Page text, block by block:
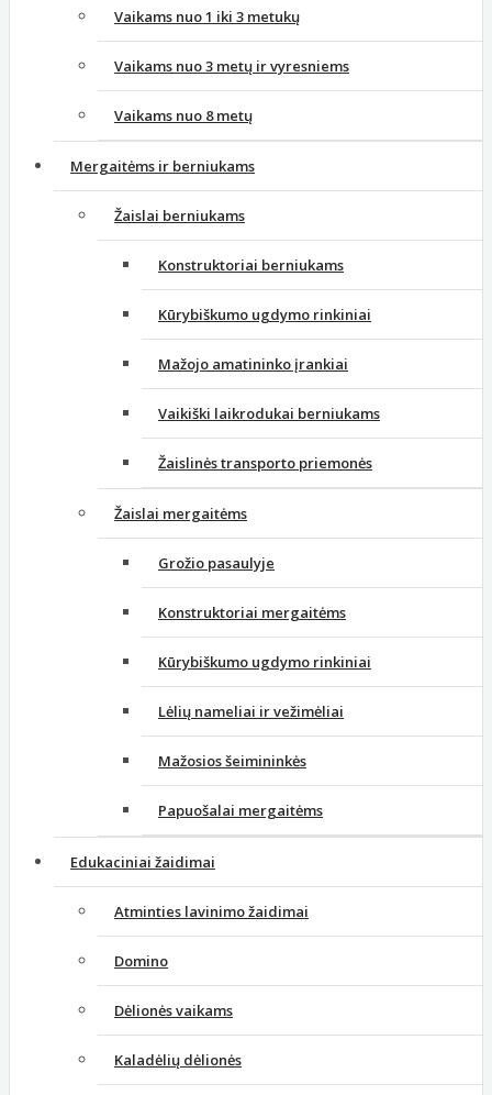
Vaikams nuo 1 iki 3 metukų
Vaikams nuo 3 metų ir vyresniems
Vaikams nuo 8 metų
Mergaitėms ir berniukams
Žaislai berniukams
Konstruktoriai berniukams
Kūrybiškumo ugdymo rinkiniai
Mažojo amatininko įrankiai
Vaikiški laikrodukai berniukams
Žaislinės transporto priemonės
Žaislai mergaitėms
Grožio pasaulyje
Konstruktoriai mergaitėms
Kūrybiškumo ugdymo rinkiniai
Lėlių nameliai ir vežimėliai
Mažosios šeimininkės
Papuošalai mergaitėms
Edukaciniai žaidimai
Atminties lavinimo žaidimai
Domino
Dėlionės vaikams
Kaladėlių dėlionės